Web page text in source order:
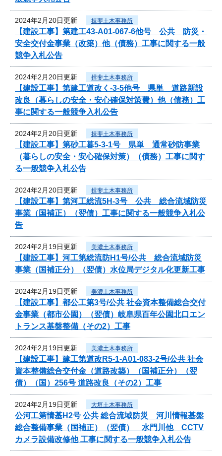
2024年2月20日更新 揖斐土木事務所
【建設工事】第建工43-A01-067-6他号 公共 防災・
安全交付金事業（改築）他（債務）工事に関する一般
競争入札公告
2024年2月20日更新 揖斐土木事務所
【建設工事】第建工道改く-3-5他号 県単 道路新設
改良（暮らしの安全・安心確保対策費）他（債務）工
事に関する一般競争入札公告
2024年2月20日更新 揖斐土木事務所
【建設工事】第砂工暮5-3-1号 県単 通常砂防事業
（暮らしの安全・安心確保対策）（債務）工事に関す
る一般競争入札公告
2024年2月20日更新 揖斐土木事務所
【建設工事】第河工総流5H-3号 公共 総合流域防災
事業（国補正）（翌債）工事に関する一般競争入札公
告
2024年2月19日更新 美濃土木事務所
【建設工事】河工第総流防H1号/公共 総合流域防災
事業（国補正分）（翌債）水位局デジタル化更新工事
2024年2月19日更新 美濃土木事務所
【建設工事】都公工第3号/公共 社会資本整備総合交付
金事業（都市公園）（翌債）岐阜県百年公園北口エン
トランス基盤整備（その2）工事
2024年2月19日更新 美濃土木事務所
【建設工事】建工第道改R5-1-A01-083-2号/公共 社会
資本整備総合交付金（道路改築）（国補正分）（翌
債）（国）256号 道路改良（その2）工事
2024年2月19日更新 大垣土木事務所
公河工第情基H2号 公共 総合流域防災 河川情報基盤
総合整備事業（国補正）（翌債） 水門川他 CCTV
カメラ設備改修他 工事に関する一般競争入札公告